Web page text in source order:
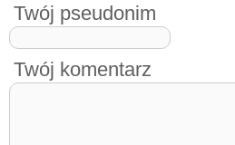
Twój pseudonim
Twój komentarz